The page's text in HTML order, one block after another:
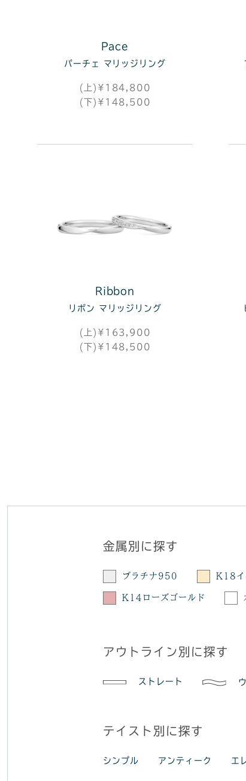
Pace
パーチェ マリッジリング
(上)¥184,800
(下)¥148,500
Ribbon
リボン マリッジリング
(上)¥163,900
(下)¥148,500
金属別に探す
プラチナ950 K18イ
K14ローズゴールド
アウトライン別に探す
ストレート
テイスト別に探す
シンプル アンティーク エ